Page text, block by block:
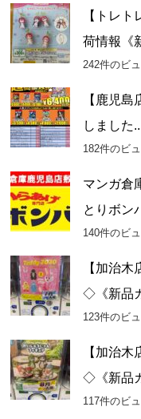
【トレ
荷情報《
242件のビ
【鹿児
しました
182件のビ
マンガ倉
とりボン
140件のビ
【加治
◇《新品
123件のビ
【加治
◇《新品
117件のビ